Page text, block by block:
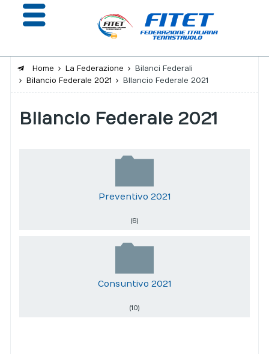
La Federazione
Affiliazione e Tesseramento
Extranet
Calendario
Portale risultati
Home La Federazione
Bilanci Federali
Bilancio Federale 2021
BIlancio Federale 2021
BIlancio Federale 2021
Preventivo 2021
(6)
Consuntivo 2021
(10)